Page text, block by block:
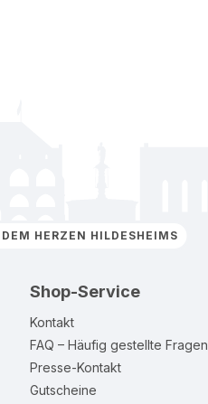
HERZEN HILDESHEIMS
Shop-Service
Kontakt
FAQ – Häufig gestellte Fragen
Presse-Kontakt
Gutscheine